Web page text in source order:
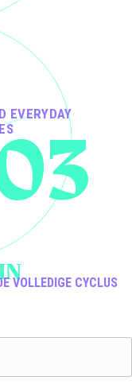
EVERYDAY
VOLLEDIGE CYCLUS